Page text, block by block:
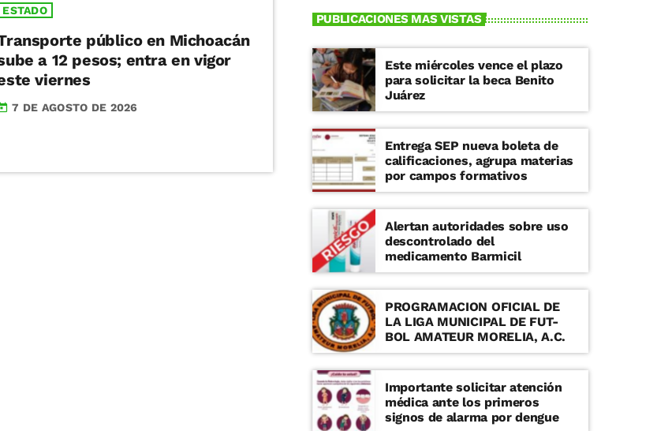
ESTADO
público en Michoacán
a 12 pesos; entra en vigor
viernes
7 DE AGOSTO DE 2026
PUBLICACIONES MAS VISTAS
Este miércoles vence el plazo
para solicitar la beca Benito
Juárez
Entrega SEP nueva boleta de
calificaciones, agrupa materias
por campos formativos
Alertan autoridades sobre uso
descontrolado del
medicamento Barmicil
PROGRAMACION OFICIAL DE
LA LIGA MUNICIPAL DE FUT-
BOL AMATEUR MORELIA, A.C.
Importante solicitar atención
médica ante los primeros
signos de alarma por dengue